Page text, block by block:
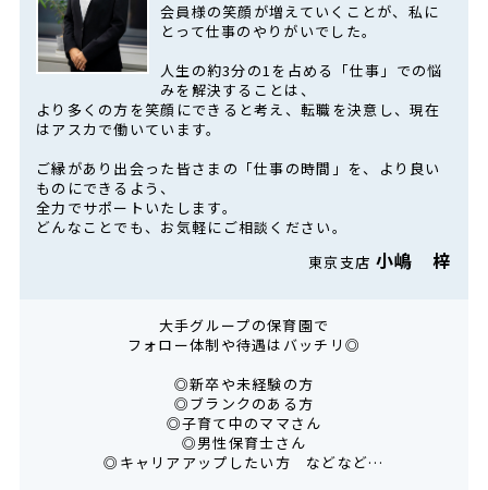
会員様の笑顔が増えていくことが、私に
とって仕事のやりがいでした。
人生の約3分の1を占める「仕事」での悩
みを解決することは、
より多くの方を笑顔にできると考え、転職を決意し、現在
はアスカで働いています。
ご縁があり出会った皆さまの「仕事の時間」を、より良い
ものにできるよう、
全力でサポートいたします。
どんなことでも、お気軽にご相談ください。
東京支店 小嶋 梓
大手グループの保育園で
フォロー体制や待遇はバッチリ◎
◎新卒や未経験の方
◎ブランクのある方
◎子育て中のママさん
◎男性保育士さん
◎キャリアアップしたい方 などなど…